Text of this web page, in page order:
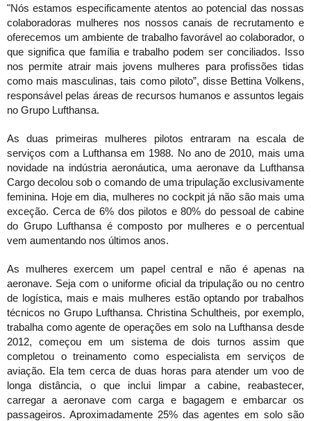
"Nós estamos especificamente atentos ao potencial das nossas
colaboradoras mulheres nos nossos canais de recrutamento e
oferecemos um ambiente de trabalho favorável ao colaborador, o
que significa que família e trabalho podem ser conciliados. Isso
nos permite atrair mais jovens mulheres para profissões tidas
como mais masculinas, tais como piloto”, disse Bettina Volkens,
responsável pelas áreas de recursos humanos e assuntos legais
no Grupo Lufthansa.
As duas primeiras mulheres pilotos entraram na escala de
serviços com a Lufthansa em 1988. No ano de 2010, mais uma
novidade na indústria aeronáutica, uma aeronave da Lufthansa
Cargo decolou sob o comando de uma tripulação exclusivamente
feminina. Hoje em dia, mulheres no cockpit já não são mais uma
exceção. Cerca de 6% dos pilotos e 80% do pessoal de cabine
do Grupo Lufthansa é composto por mulheres e o percentual
vem aumentando nos últimos anos.
As mulheres exercem um papel central e não é apenas na
aeronave. Seja com o uniforme oficial da tripulação ou no centro
de logística, mais e mais mulheres estão optando por trabalhos
técnicos no Grupo Lufthansa. Christina Schultheis, por exemplo,
trabalha como agente de operações em solo na Lufthansa desde
2012, começou em um sistema de dois turnos assim que
completou o treinamento como especialista em serviços de
aviação. Ela tem cerca de duas horas para atender um voo de
longa distância, o que inclui limpar a cabine, reabastecer,
carregar a aeronave com carga e bagagem e embarcar os
passageiros. Aproximadamente 25% das agentes em solo são